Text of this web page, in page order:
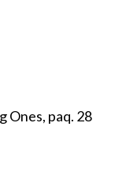
Ones, paq. 28